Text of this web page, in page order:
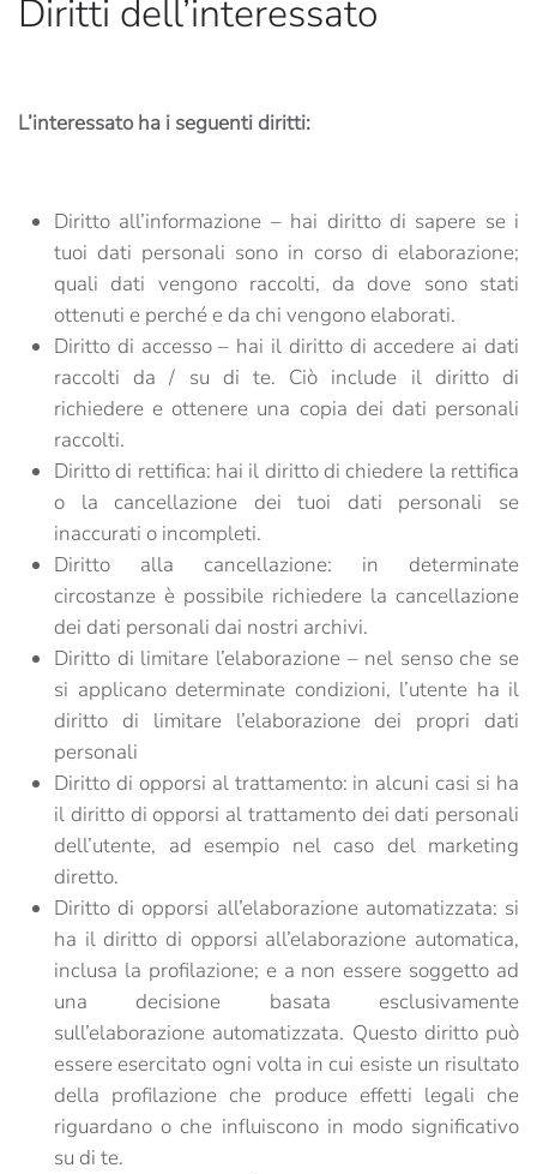
Diritti dell’interessato
L’interessato ha i seguenti diritti:
Diritto all’informazione – hai diritto di sapere se i
tuoi dati personali sono in corso di elaborazione;
quali dati vengono raccolti, da dove sono stati
ottenuti e perché e da chi vengono elaborati.
Diritto di accesso – hai il diritto di accedere ai dati
raccolti da / su di te. Ciò include il diritto di
richiedere e ottenere una copia dei dati personali
raccolti.
Diritto di rettifica: hai il diritto di chiedere la rettifica
o la cancellazione dei tuoi dati personali se
inaccurati o incompleti.
Diritto alla cancellazione: in determinate
circostanze è possibile richiedere la cancellazione
dei dati personali dai nostri archivi.
Diritto di limitare l’elaborazione – nel senso che se
si applicano determinate condizioni, l’utente ha il
diritto di limitare l’elaborazione dei propri dati
personali
Diritto di opporsi al trattamento: in alcuni casi si ha
il diritto di opporsi al trattamento dei dati personali
dell’utente, ad esempio nel caso del marketing
diretto.
Diritto di opporsi all’elaborazione automatizzata: si
ha il diritto di opporsi all’elaborazione automatica,
inclusa la profilazione; e a non essere soggetto ad
una decisione basata esclusivamente
sull’elaborazione automatizzata. Questo diritto può
essere esercitato ogni volta in cui esiste un risultato
della profilazione che produce effetti legali che
riguardano o che influiscono in modo significativo
su di te.